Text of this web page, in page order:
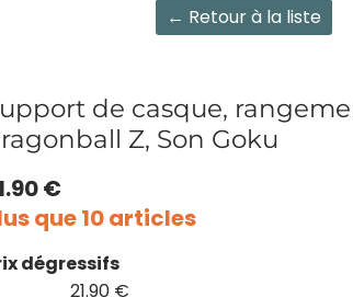
← Retour à la liste
de casque,
Z, Son Goku
€
que 10 articles
dégressifs
21.90 €